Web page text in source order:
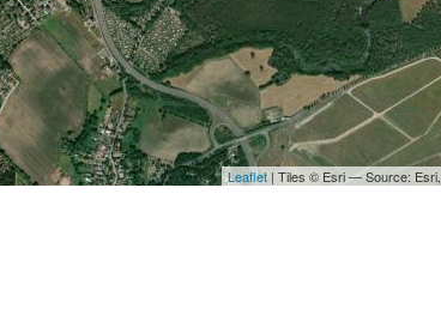
Leaflet | Tiles © Esri — Source: Esri,